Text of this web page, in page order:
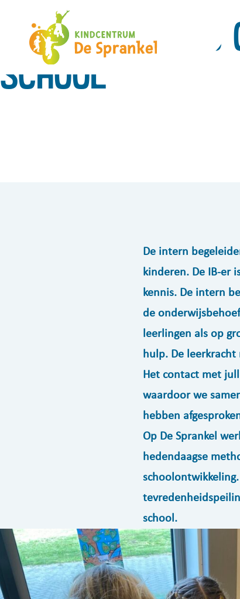
Ons Kindcentrum
school
De intern
kinderen. De IB-er
kennis. De intern
de
leerlingen als op
hulp. De
Het contact met
waardoor we
hebben
Op De Sprankel
hedendaagse
school.